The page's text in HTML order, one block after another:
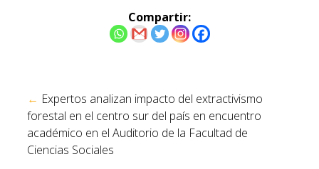
Compartir:
entradas
← Expertos analizan impacto del extractivismo
forestal en el centro sur del país en encuentro
académico en el Auditorio de la Facultad de
Ciencias Sociales